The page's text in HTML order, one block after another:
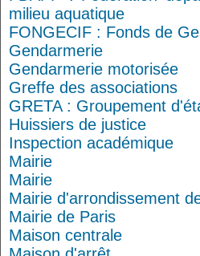
milieu aquatique
FONGECIF : Fonds de
Gendarmerie
Gendarmerie motorisée
Greffe des associations
GRETA : Groupement
Huissiers de justice
Inspection académique
Mairie
Mairie
Mairie d'arrondissement
Mairie de Paris
Maison centrale